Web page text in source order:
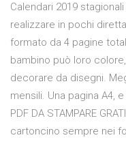
Calendari 2019
realizzare in pochi
formato da 4 pagine
bambino può loro
decorare da disegni.
mensili. Una pagina A4, e
PDF DA STAMPARE
cartoncino sempre nei